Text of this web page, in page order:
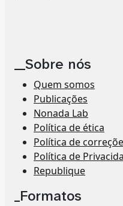
__Sobre nós
Quem somos
Publicações
Nonada Lab
Política de ética
Política de
Política de
Republique
_Formatos